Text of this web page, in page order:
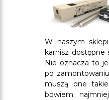
W naszym
karnisz dostępne
Nie oznacza to
po
muszą one
bowiem